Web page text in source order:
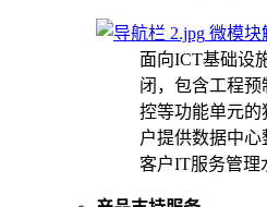
微模块
面向ICT基础设
闭，包含工程
控等功能单元
户提供数据中
客户IT服务管理